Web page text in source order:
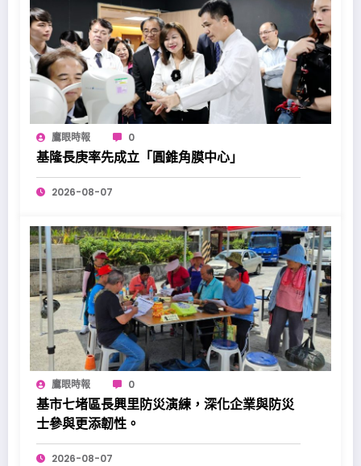
鷹眼時報 0
基隆長庚率先成立「圓錐角膜中心」
2026-08-07
鷹眼時報 0
基市七堵區長興里防災演練，深化企業與防災
士參與更添韌性。
2026-08-07